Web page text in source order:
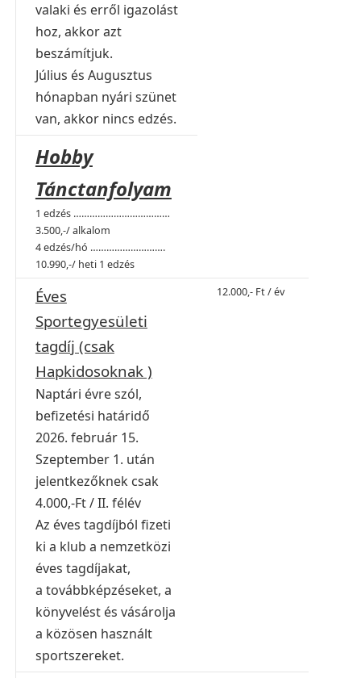
valaki és erről igazolást
hoz, akkor azt
beszámítjuk.
Július és Augusztus
hónapban nyári szünet
van, akkor nincs edzés.
Hobby
Tánctanfolyam
1 edzés ………………………………
3.500,-/ alkalom
4 edzés/hó ……………………….
10.990,-/ heti 1 edzés
Éves
Sportegyesületi
tagdíj (csak
Hapkidosoknak )
Naptári évre szól,
befizetési határidő
2026. február 15.
Szeptember 1. után
jelentkezőknek csak
4.000,-Ft / II. félév
Az éves tagdíjból fizeti
ki a klub a nemzetközi
éves tagdíjakat,
a továbbképzéseket, a
könyvelést és vásárolja
a közösen használt
sportszereket.
12.000,- Ft / év